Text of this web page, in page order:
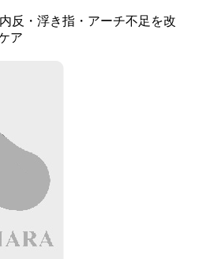
反・浮き指・アーチ不足を改
ア